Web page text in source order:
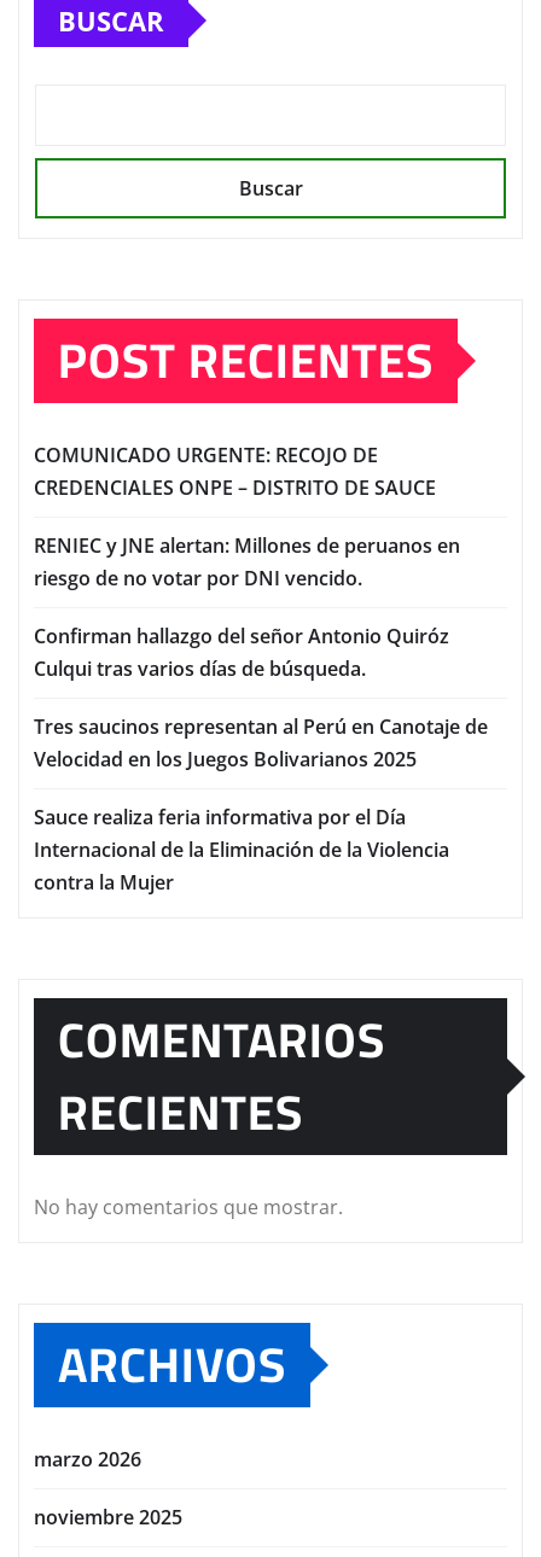
BUSCAR
Buscar
POST RECIENTES
COMUNICADO URGENTE: RECOJO DE
CREDENCIALES ONPE – DISTRITO DE SAUCE
RENIEC y JNE alertan: Millones de peruanos en
riesgo de no votar por DNI vencido.
Confirman hallazgo del señor Antonio Quiróz
Culqui tras varios días de búsqueda.
Tres saucinos representan al Perú en Canotaje de
Velocidad en los Juegos Bolivarianos 2025
Sauce realiza feria informativa por el Día
Internacional de la Eliminación de la Violencia
contra la Mujer
COMENTARIOS
RECIENTES
No hay comentarios que mostrar.
ARCHIVOS
marzo 2026
noviembre 2025